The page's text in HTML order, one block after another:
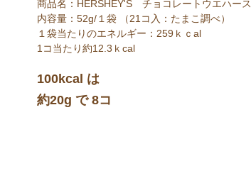
商品名：HERSHEY'S　チョコレートウエハース
内容量：52g/１袋 （21コ入：たまこ調べ）
１袋当たりのエネルギー：259ｋｃal
1コ当たり約12.3ｋcal
100kcal は
約20g で 8コ